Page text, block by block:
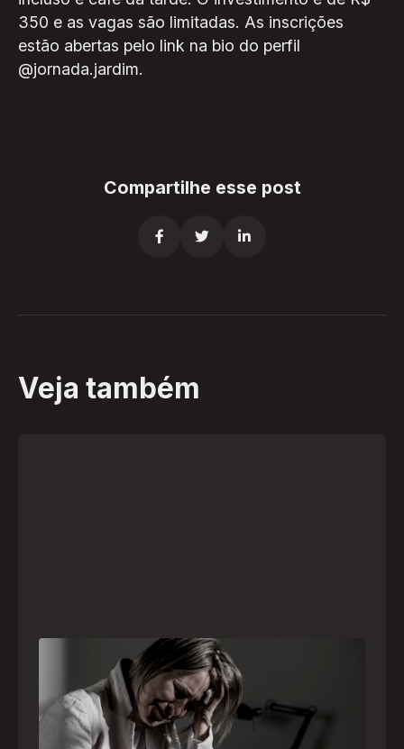
350 e as vagas são limitadas. As inscrições
estão abertas pelo link na bio do perfil
@jornada.jardim.
Compartilhe esse post
  
Veja também
Crise psiquiátrica é urgência médica: saiba
como o SAMU atua nesses casos
Surtos, tentativas de suicídio e episódios de
agitação intensa são considerados urgências